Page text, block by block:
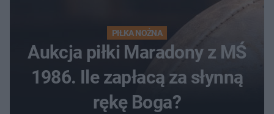
PIŁKA NOŻNA
Aukcja piłki Maradony z MŚ
1986. Ile zapłacą za słynną
rękę Boga?